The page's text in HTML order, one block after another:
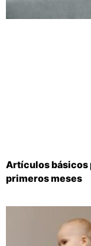
Artículos básicos
primeros meses